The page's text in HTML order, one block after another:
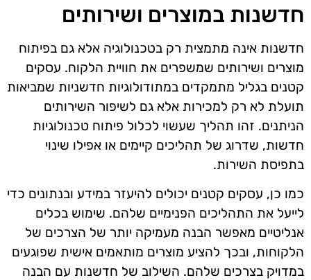
חדשנות במוצרים ושירותים
חדשנות אינה מתמצית רק בטכנולוגיה אלא גם בפיתוח
מוצרים ושירותים שמשפרים את חוויית הלקוח. עסקים
קטנים בגליל מתמקדים במתודולוגיות חדשניות שמביאות
תועלת לא רק למכירות אלא גם לשיפור השירותים
הניתנים. זהו תהליך שעשוי לכלול פיתוח טכנולוגיות
חדשות, שדרוג של תהליכים קיימים או אפילו שינוי
בתפיסת השירות.
כמו כן, עסקים קטנים יכולים להיעזר במידע ובנתונים כדי
לייעל את התהליכים הפנימיים שלהם. שימוש בכלים
אנליטיים מאפשר הבנה מעמיקה יותר של הצרכים של
הלקוחות, ובכך להציע מוצרים מותאמים אישית שפוגעים
במדויק בצרכים שלהם. השילוב של חדשנות עם הבנה